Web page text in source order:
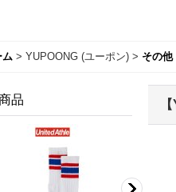
ム > YUPOONG (ユーポン) > その他
品